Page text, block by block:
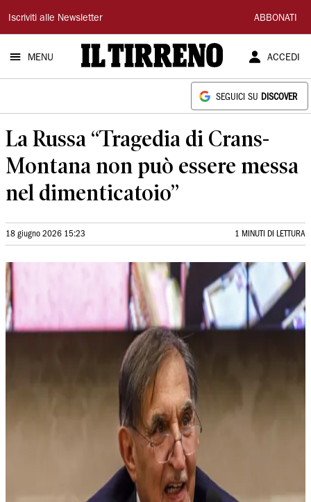
Il
Tirreno
Iscriviti alle Newsletter ABBONATI
MENU ACCEDI
SEGUICI SU DISCOVER
La Russa “Tragedia di Crans-
Montana non può essere messa
nel dimenticatoio”
18 giugno 2026 15:23 1 MINUTI DI LETTURA